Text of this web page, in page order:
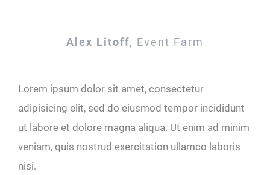
Alex Litoff, Event Farm
Lorem ipsum dolor sit amet, consectetur
adipisicing elit, sed do eiusmod tempor incididunt
ut labore et dolore magna aliqua. Ut enim ad minim
veniam, quis nostrud exercitation ullamco laboris
nisi.